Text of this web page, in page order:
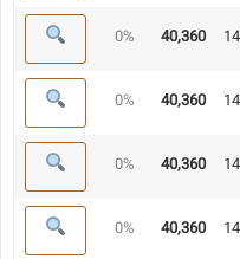
40,360
0%
40,360
0%
40,360
0%
40,360
0%